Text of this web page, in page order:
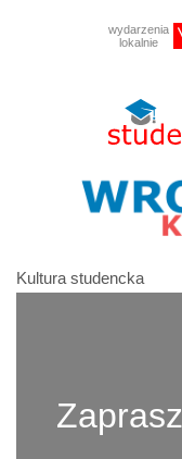
wydarzenia
lokalnie
Kultura studencka